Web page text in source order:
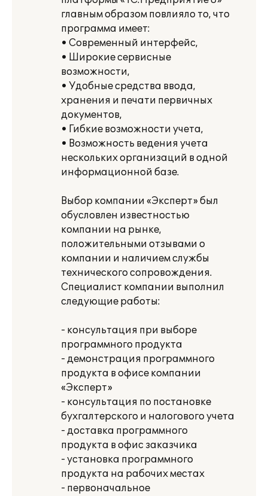
главным образом повлияло то, что
программа имеет:
• Современный интерфейс,
• Широкие сервисные
возможности,
• Удобные средства ввода,
хранения и печати первичных
документов,
• Гибкие возможности учета,
• Возможность ведения учета
нескольких организаций в одной
информационной базе.
Выбор компании «Эксперт» был
обусловлен известностью
компании на рынке,
положительными отзывами о
компании и наличием службы
технического сопровождения.
Специалист компании выполнил
следующие работы:
- консультация при выборе
программного продукта
- демонстрация программного
продукта в офисе компании
«Эксперт»
- консультация по постановке
бухгалтерского и налогового учета
- доставка программного
продукта в офис заказчика
- установка программного
продукта на рабочих местах
- первоначальное